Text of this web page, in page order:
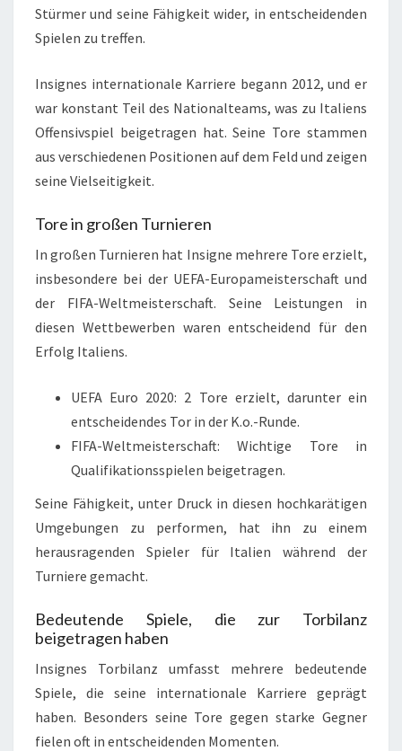
Stürmer und seine Fähigkeit wider, in entscheidenden
Spielen zu treffen.
Insignes internationale Karriere begann 2012, und er
war konstant Teil des Nationalteams, was zu Italiens
Offensivspiel beigetragen hat. Seine Tore stammen
aus verschiedenen Positionen auf dem Feld und zeigen
seine Vielseitigkeit.
Tore in großen Turnieren
In großen Turnieren hat Insigne mehrere Tore erzielt,
insbesondere bei der UEFA-Europameisterschaft und
der FIFA-Weltmeisterschaft. Seine Leistungen in
diesen Wettbewerben waren entscheidend für den
Erfolg Italiens.
UEFA Euro 2020: 2 Tore erzielt, darunter ein
entscheidendes Tor in der K.o.-Runde.
FIFA-Weltmeisterschaft: Wichtige Tore in
Qualifikationsspielen beigetragen.
Seine Fähigkeit, unter Druck in diesen hochkarätigen
Umgebungen zu performen, hat ihn zu einem
herausragenden Spieler für Italien während der
Turniere gemacht.
Bedeutende Spiele, die zur Torbilanz
beigetragen haben
Insignes Torbilanz umfasst mehrere bedeutende
Spiele, die seine internationale Karriere geprägt
haben. Besonders seine Tore gegen starke Gegner
fielen oft in entscheidenden Momenten.